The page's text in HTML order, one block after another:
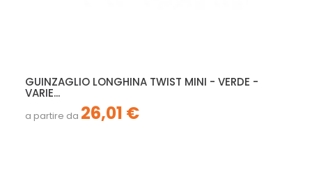
GUINZAGLIO LONGHINA TWIST MINI - VERDE -
VARIE...
a partire da 26,01 €